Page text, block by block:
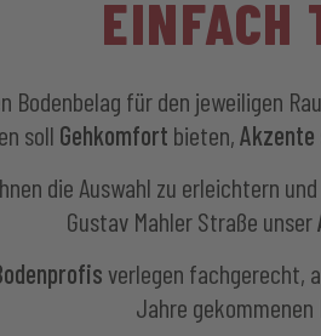
EINFACH
Bodenbelag für den jeweiligen
soll Gehkomfort bieten,
die Auswahl zu erleichtern
Gustav Mahler Straße unser
verlegen fachgerecht,
Jahre